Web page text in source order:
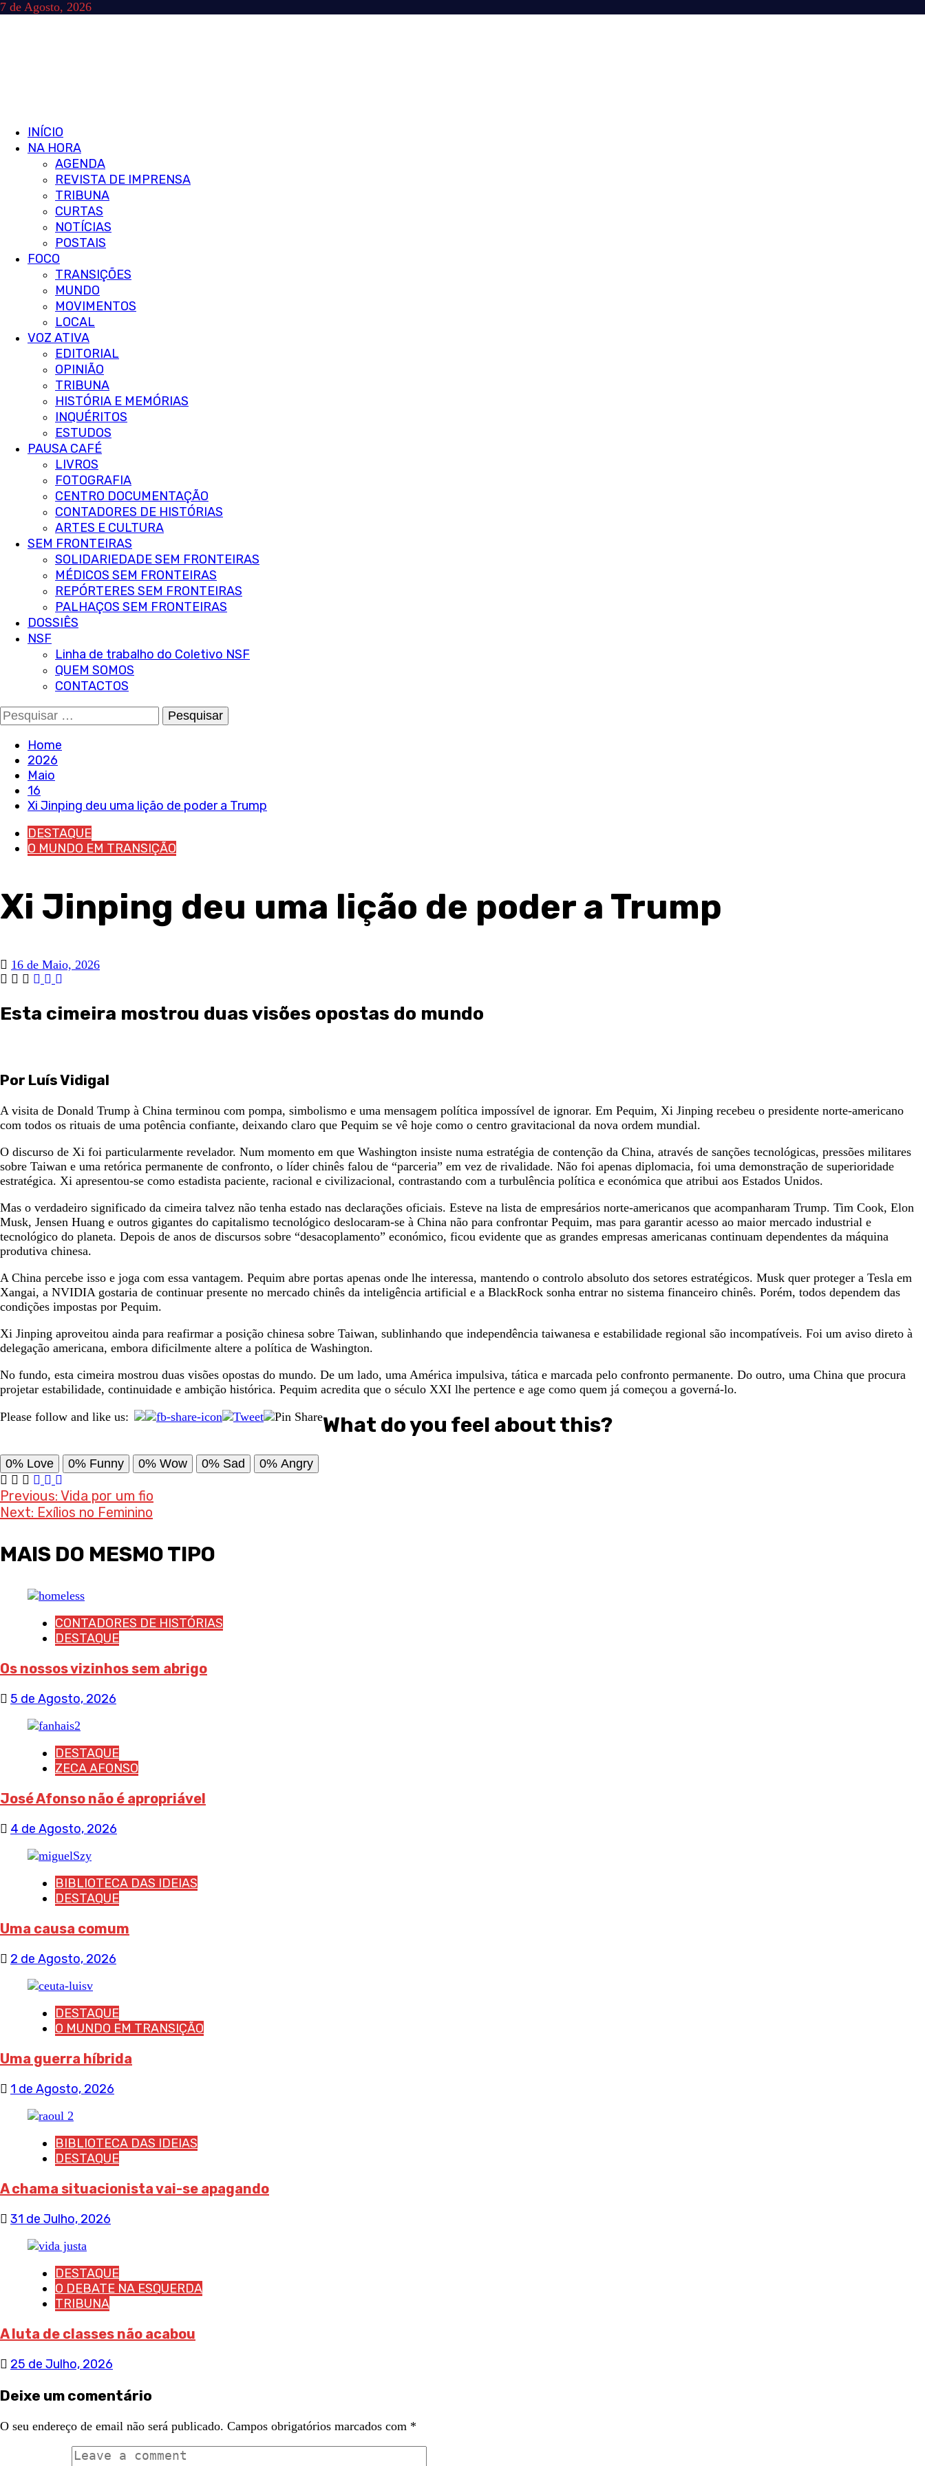
Skip
7 de Agosto, 2026
Primary
Menu
INÍCIO
NA HORA
AGENDA
REVISTA DE IMPRENSA
TRIBUNA
CURTAS
NOTÍCIAS
POSTAIS
FOCO
TRANSIÇÕES
MUNDO
MOVIMENTOS
LOCAL
VOZ ATIVA
EDITORIAL
OPINIÃO
TRIBUNA
HISTÓRIA E MEMÓRIAS
INQUÉRITOS
ESTUDOS
PAUSA CAFÉ
LIVROS
FOTOGRAFIA
CENTRO DOCUMENTAÇÃO
CONTADORES DE HISTÓRIAS
ARTES E CULTURA
SEM FRONTEIRAS
SOLIDARIEDADE SEM FRONTEIRAS
MÉDICOS SEM FRONTEIRAS
REPÓRTERES SEM FRONTEIRAS
PALHAÇOS SEM FRONTEIRAS
DOSSIÊS
NSF
Linha de trabalho do Coletivo NSF
QUEM SOMOS
CONTACTOS
Pesquisar
por:
Home
2026
Maio
16
Xi Jinping deu uma lição de poder a Trump
DESTAQUE
O MUNDO EM TRANSIÇÃO
Xi Jinping deu uma lição de poder a Trump
16 de Maio, 2026
Esta cimeira mostrou duas visões opostas do mundo
Por Luís Vidigal
A visita de Donald Trump à China terminou com pompa, simbolismo e uma mensagem política impossível de ignorar. Em Pequim, Xi Jinping recebeu o presidente norte-americano
com todos os rituais de uma potência confiante, deixando claro que Pequim se vê hoje como o centro gravitacional da nova ordem mundial.
O discurso de Xi foi particularmente revelador. Num momento em que Washington insiste numa estratégia de contenção da China, através de sanções tecnológicas, pressões militares
sobre Taiwan e uma retórica permanente de confronto, o líder chinês falou de “parceria” em vez de rivalidade. Não foi apenas diplomacia, foi uma demonstração de superioridade
estratégica. Xi apresentou-se como estadista paciente, racional e civilizacional, contrastando com a turbulência política e económica que atribui aos Estados Unidos.
Mas o verdadeiro significado da cimeira talvez não tenha estado nas declarações oficiais. Esteve na lista de empresários norte-americanos que acompanharam Trump. Tim Cook, Elon
Musk, Jensen Huang e outros gigantes do capitalismo tecnológico deslocaram-se à China não para confrontar Pequim, mas para garantir acesso ao maior mercado industrial e
tecnológico do planeta. Depois de anos de discursos sobre “desacoplamento” económico, ficou evidente que as grandes empresas americanas continuam dependentes da máquina
produtiva chinesa.
A China percebe isso e joga com essa vantagem. Pequim abre portas apenas onde lhe interessa, mantendo o controlo absoluto dos setores estratégicos. Musk quer proteger a Tesla em
Xangai, a NVIDIA gostaria de continuar presente no mercado chinês da inteligência artificial e a BlackRock sonha entrar no sistema financeiro chinês. Porém, todos dependem das
condições impostas por Pequim.
Xi Jinping aproveitou ainda para reafirmar a posição chinesa sobre Taiwan, sublinhando que independência taiwanesa e estabilidade regional são incompatíveis. Foi um aviso direto à
delegação americana, embora dificilmente altere a política de Washington.
No fundo, esta cimeira mostrou duas visões opostas do mundo. De um lado, uma América impulsiva, tática e marcada pelo confronto permanente. Do outro, uma China que procura
projetar estabilidade, continuidade e ambição histórica. Pequim acredita que o século XXI lhe pertence e age como quem já começou a governá-lo.
Please follow and like us: What do you feel about this?
0% Love 0% Funny 0% Wow 0% Sad 0% Angry
Post
navigation
Previous: Vida por um fio
Next: Exílios no Feminino
MAIS DO MESMO TIPO
CONTADORES DE HISTÓRIAS
DESTAQUE
Os nossos vizinhos sem abrigo
5 de Agosto, 2026
DESTAQUE
ZECA AFONSO
José Afonso não é apropriável
4 de Agosto, 2026
BIBLIOTECA DAS IDEIAS
DESTAQUE
Uma causa comum
2 de Agosto, 2026
DESTAQUE
O MUNDO EM TRANSIÇÃO
Uma guerra híbrida
1 de Agosto, 2026
BIBLIOTECA DAS IDEIAS
DESTAQUE
A chama situacionista vai-se apagando
31 de Julho, 2026
DESTAQUE
O DEBATE NA ESQUERDA
TRIBUNA
A luta de classes não acabou
25 de Julho, 2026
Deixe um comentário
O seu endereço de email não será publicado. Campos obrigatórios marcados com *